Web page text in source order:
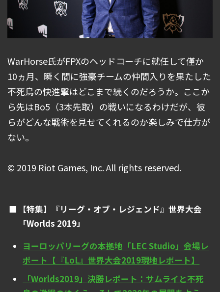
WarHorse氏がFPXのヘッドコーチに就任して僅か
10ヵ月、瞬く間に強豪チームの仲間入りを果たした
不死鳥の快進撃はどこまで続くのだろうか。ここか
ら先はBo5（3本先取）の戦いになるわけだが、彼
らがどんな戦術を見せてくれるのか楽しみで仕方が
ない。
© 2019 Riot Games, Inc. All rights reserved.
【特集】『リーグ・オブ・レジェンド』世界大会
「Worlds 2019」
ヨーロッパリーグの本拠地「LEC Studio」会場レ
ポート【『LoL』世界大会2019現地レポート】
「Worlds2019」決勝レポート：サムライと不死